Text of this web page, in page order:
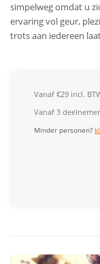
simpelweg omdat u
ervaring vol geur,
trots aan iedereen
Vanaf €29 incl.
Vanaf 3
Minder personen?